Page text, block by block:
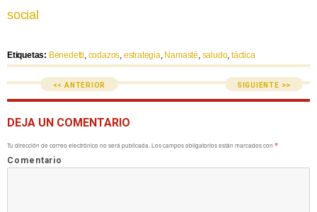
social
Etiquetas: Benedetti, codazos, estrategia, Namasté, saludo,táctica
<< ANTERIOR SIGUIENTE >>
DEJA UN COMENTARIO
Tu dirección de correo electrónico no será publicada.Los campos obligatorios están marcados con *
Comentario